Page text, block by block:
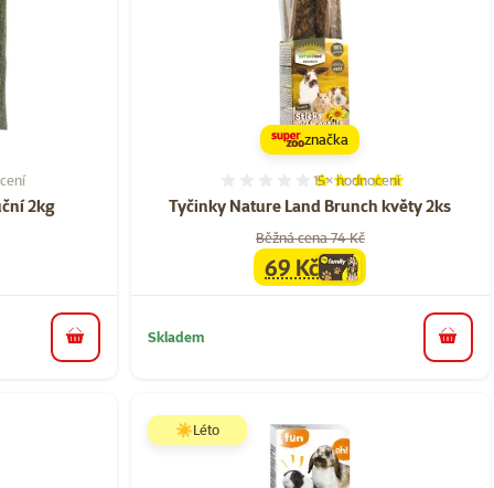
2kg
60%, počet hodnocení: 6
do košíku
Tyčinky Nature Land Brunch květy 2ks
Hodnocení 97%, počet
15×hodnocení
Běžná cena 74 Kč
familycena
69 Kč
značka
Skladem do
☀️Léto